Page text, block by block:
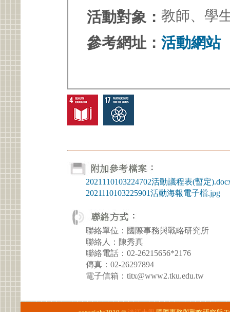
活動對象： 教師、學
參考網址： 活動網站
2021110103224702活動議程表(暫定
2021110103225901活動海報電子檔.jpg
聯絡單位：國際事務與戰略研究所
聯絡人：陳秀真
聯絡電話：02-26215656*2176
傳真：02-26297894
電子信箱：titx@www2.tku.edu.tw